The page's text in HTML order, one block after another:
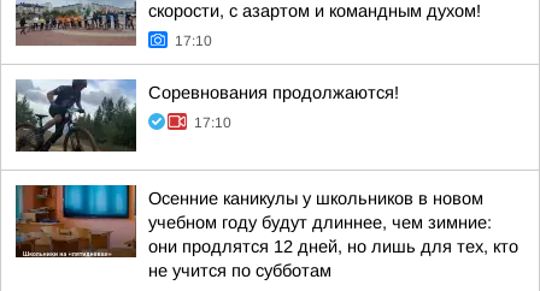
скорости, с азартом и командным духом!
17:10
Соревнования продолжаются!
17:10
Осенние каникулы у школьников в новом
учебном году будут длиннее, чем зимние:
они продлятся 12 дней, но лишь для тех, кто
не учится по субботам